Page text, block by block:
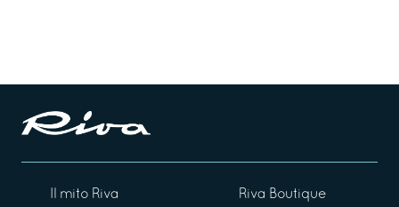
Il mito Riva Riva Boutique